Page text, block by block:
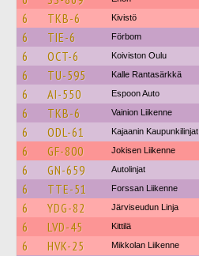
6 TKB-6 Kivistö
6 TIE-6 Förbom
6 OCT-6 Koiviston Oulu
6 TU-595 Kalle Rantasärkkä
6 AI-550 Espoon Auto
6 TKB-6 Vainion Liikenne
6 ODL-61 Kajaanin Kaupunkilinjat
6 GF-800 Jokisen Liikenne
6 GN-659 Autolinjat
6 TTE-51 Forssan Liikenne
6 YDG-82 Järviseudun Linja
6 LVD-45 Kittilä
6 HVK-25 Mikkolan Liikenne